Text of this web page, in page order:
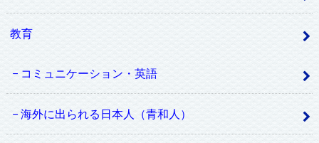
教育
コミュニケーション・英語
海外に出られる日本人（青和人）